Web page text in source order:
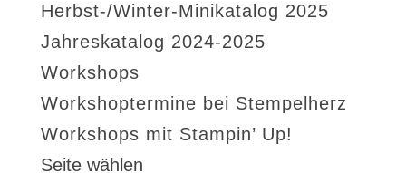
Herbst-/Winter-Minikatalog 2025
Jahreskatalog 2024-2025
Workshops
Workshoptermine bei Stempelherz
Workshops mit Stampin’ Up!
Seite wählen